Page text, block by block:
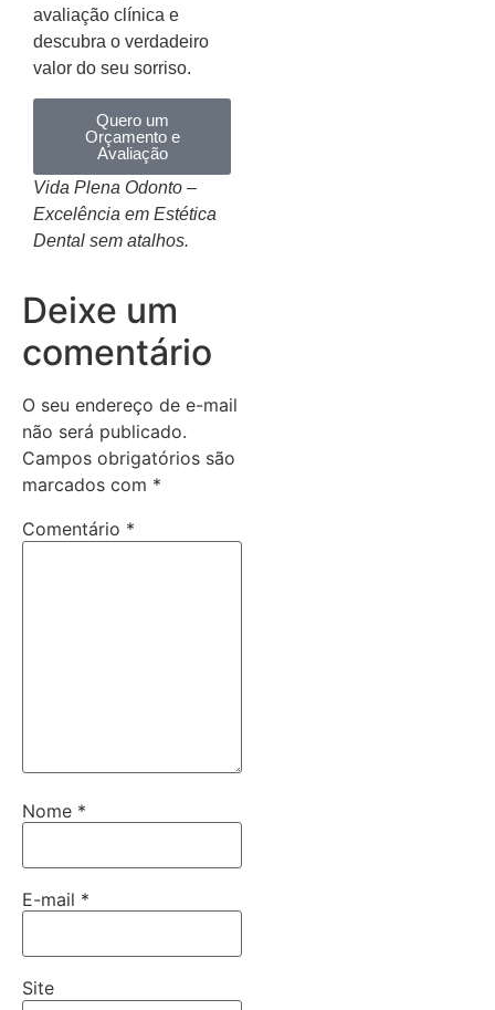
avaliação clínica e
descubra o verdadeiro
valor do seu sorriso.
Quero um
Orçamento e
Avaliação
Vida Plena Odonto –
Excelência em Estética
Dental sem atalhos.
Deixe um
comentário
O seu endereço de e-mail
não será publicado.
Campos obrigatórios são
marcados com *
Comentário *
Nome *
E-mail *
Site